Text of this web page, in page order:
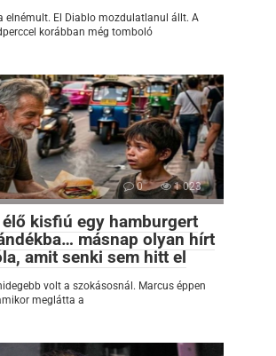
elnémult. El Diablo mozdulatlanul állt. A
korábban még tomboló
0 1 023
kisfiú egy hamburgert
másnap olyan hírt
amit senki sem hitt el
volt a szokásosnál. Marcus éppen
meglátta a